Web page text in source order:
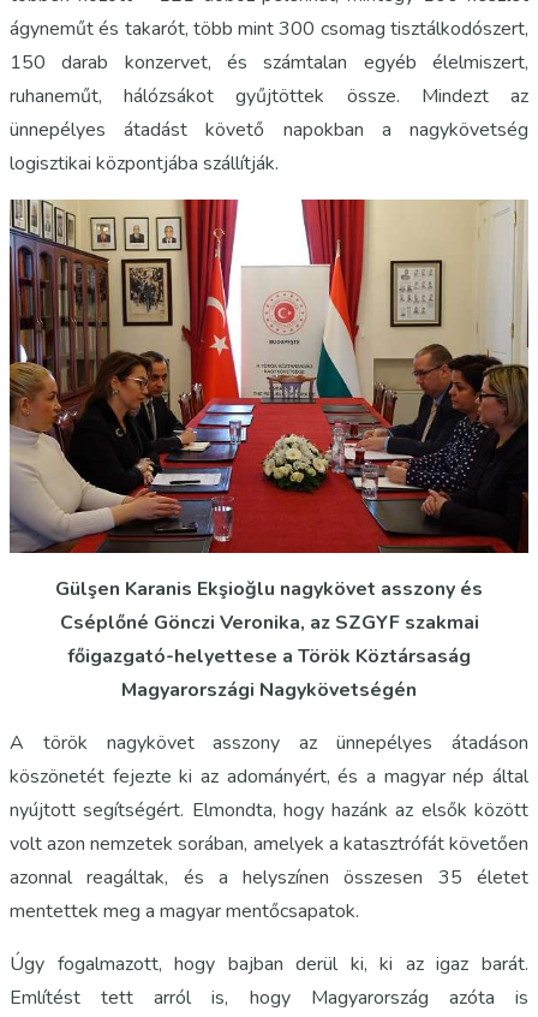
ágyneműt és takarót, több mint 300 csomag tisztálkodószert,
150 darab konzervet, és számtalan egyéb élelmiszert,
ruhaneműt, hálózsákot gyűjtöttek össze. Mindezt az
ünnepélyes átadást követő napokban a nagykövetség
logisztikai központjába szállítják.
Gülşen Karanis Ekşioğlu nagykövet asszony és
Cséplőné Gönczi Veronika, az SZGYF szakmai
főigazgató-helyettese a Török Köztársaság
Magyarországi Nagykövetségén
A török nagykövet asszony az ünnepélyes átadáson
köszönetét fejezte ki az adományért, és a magyar nép által
nyújtott segítségért. Elmondta, hogy hazánk az elsők között
volt azon nemzetek sorában, amelyek a katasztrófát követően
azonnal reagáltak, és a helyszínen összesen 35 életet
mentettek meg a magyar mentőcsapatok.
Úgy fogalmazott, hogy bajban derül ki, ki az igaz barát.
Említést tett arról is, hogy Magyarország azóta is